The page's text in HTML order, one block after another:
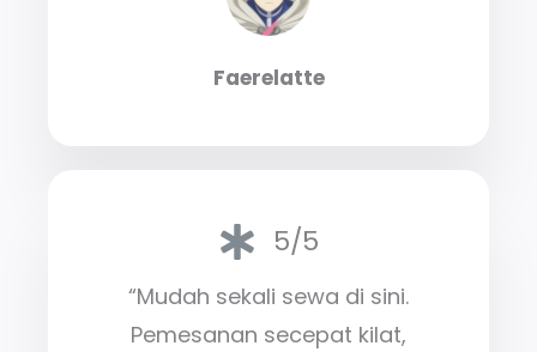
Faerelatte
5/5
“Mudah sekali sewa di sini.
Pemesanan secepat kilat,